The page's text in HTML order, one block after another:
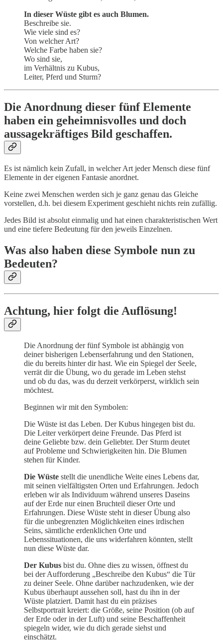
In dieser Wüste gibt es auch Blumen.
Beschreibe sie.
Wie viele sind es?
Von welcher Art?
Welche Farbe haben sie?
Wo sind sie,
im Verhältnis zu Kubus,
Leiter, Pferd und Sturm?
Die Anordnung dieser fünf Elemente
haben ein geheimnisvolles und doch
aussagekräftiges Bild geschaffen.
Es ist nämlich kein Zufall, in welcher Art jeder Mensch diese fünf
Elemente in der eigenen Fantasie anordnet.
Keine zwei Menschen werden sich je ganz genau das Gleiche
vorstellen, d.h. bei diesem Experiment geschieht nichts rein zufällig.
Jedes Bild ist absolut einmalig und hat einen charakteristischen Wert
und eine tiefere Bedeutung für den jeweils Einzelnen.
Was also haben diese Symbole nun zu
Bedeuten?
Achtung, hier folgt die Auflösung!
Die Anordnung der fünf Symbole ist abhängig von
deiner bisherigen Lebenserfahrung und den Stationen,
die du bereits hinter dir hast. Wie ein Spiegel der Seele,
verrät dir die Übung, wo du gerade im Leben stehst
und ob du das, was du derzeit verkörperst, wirklich sein
möchtest.
Beginnen wir mit den Symbolen:
Die Wüste ist das Leben. Der Kubus hingegen bist du.
Die Leiter verkörpert deine Freunde. Das Pferd ist
deine Geliebte bzw. dein Geliebter. Der Sturm deutet
auf Probleme und Schwierigkeiten hin. Die Blumen
stehen für Kinder.
Die Wüste stellt die unendliche Weite eines Lebens dar,
mit seinen vielfältigsten Orten und Erfahrungen. Jedoch
erleben wir als Individuum während unseres Daseins
auf der Erde nur einen Bruchteil dieser Orte und
Erfahrungen. Diese Wüste steht in dieser Übung also
für die unbegrenzten Möglichkeiten eines irdischen
Seins, sämtliche erdenklichen Orte und
Lebenssituationen, die uns widerfahren könnten, stellt
nun diese Wüste dar.
Der Kubus bist du. Ohne dies zu wissen, öffnest du
bei der Aufforderung „Beschreibe den Kubus“ die Tür
zu deiner Seele. Ohne darüber nachzudenken, wie der
Kubus überhaupt aussehen soll, hast du ihn in der
Wüste platziert. Damit hast du ein präzises
Selbstportrait kreiert: die Größe, seine Position (ob auf
der Erde oder in der Luft) und seine Beschaffenheit
spiegeln wider, wie du dich gerade siehst und
einschätzt.